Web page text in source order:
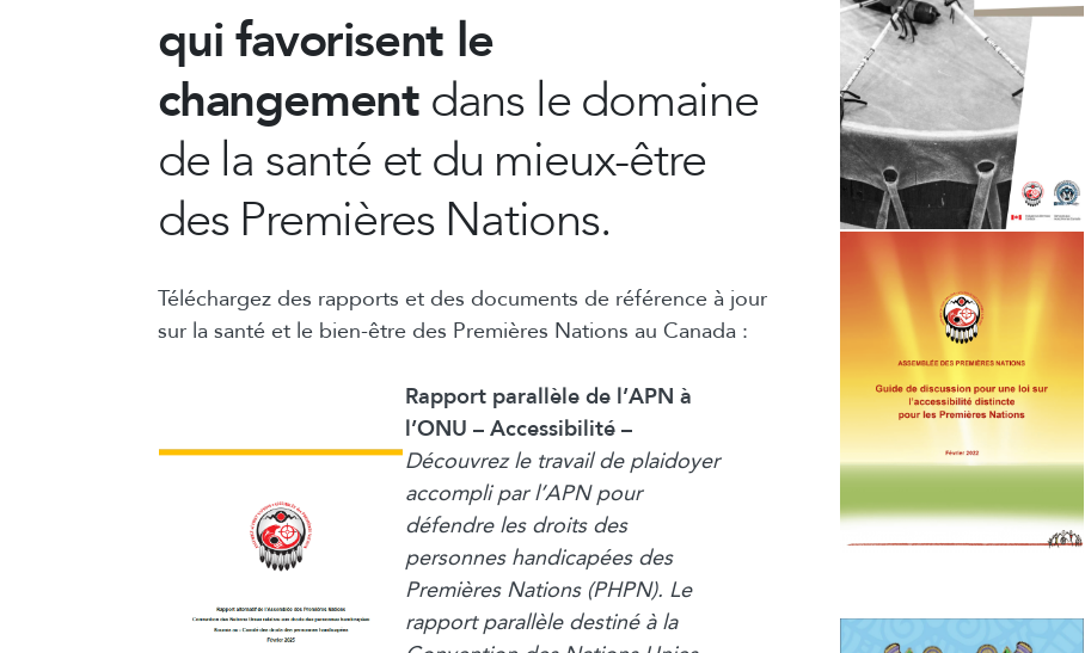
qui favorisent le
changement dans le domaine
de la santé et du mieux-être
des Premières Nations.
Téléchargez des rapports et des documents de référence à jour
sur la santé et le bien-être des Premières Nations au Canada :
Rapport parallèle de l’APN à
l’ONU – Accessibilité –
Découvrez le travail de plaidoyer
accompli par l’APN pour
défendre les droits des
personnes handicapées des
Premières Nations (PHPN). Le
rapport parallèle destiné à la